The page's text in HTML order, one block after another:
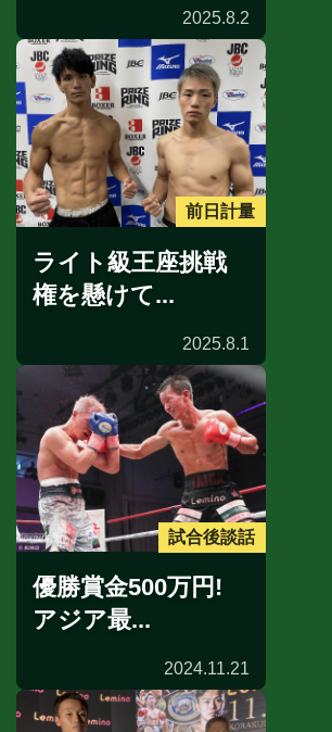
2025.8.2
前日計量
ライト級王座挑戦
権を懸けて...
2025.8.1
試合後談話
優勝賞金500万円!
アジア最...
2024.11.21